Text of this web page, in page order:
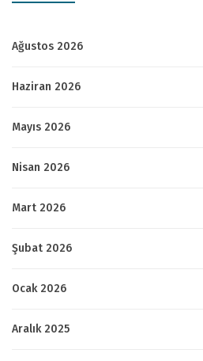
Ağustos 2026
Haziran 2026
Mayıs 2026
Nisan 2026
Mart 2026
Şubat 2026
Ocak 2026
Aralık 2025